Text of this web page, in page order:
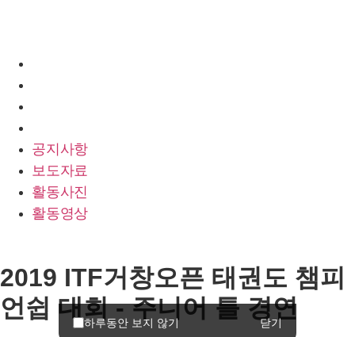
공지사항
보도자료
활동사진
활동영상
2019 ITF거창오픈 태권도 챔피
언쉽 대회 - 주니어 틀 경연
하루동안 보지 않기 닫기